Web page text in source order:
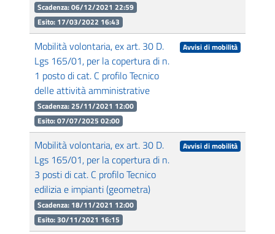
Scadenza: 06/12/2021 22:59
Esito: 17/03/2022 16:43
Mobilità volontaria, ex art. 30 D.
Lgs 165/01, per la copertura di n.
1 posto di cat. C profilo Tecnico
delle attività amministrative
Scadenza: 25/11/2021 12:00
Esito: 07/07/2025 02:00
Avvisi di mobilità
Mobilità volontaria, ex art. 30 D.
Lgs 165/01, per la copertura di n.
3 posti di cat. C profilo Tecnico
edilizia e impianti (geometra)
Scadenza: 18/11/2021 12:00
Esito: 30/11/2021 16:15
Avvisi di mobilità